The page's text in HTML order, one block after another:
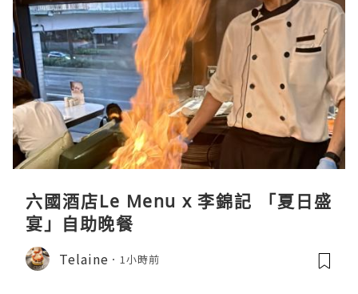
六國酒店Le Menu x 李錦記 「夏日盛
宴」自助晚餐
Telaine 1小時前